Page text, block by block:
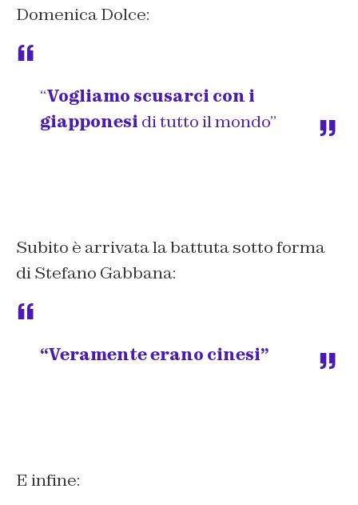
Domenica Dolce:
“Vogliamo scusarci con i
giapponesi di tutto il mondo”
Subito è arrivata la battuta sotto forma
di Stefano Gabbana:
“Veramente erano cinesi”
E infine: